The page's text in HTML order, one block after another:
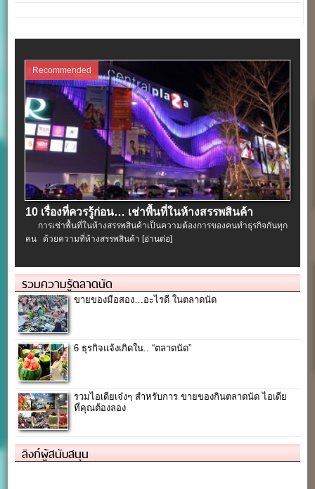
Recommended
10 เรื่องที่ควรรู้ก่อน… เช่าพื้นที่ในห้างสรรพสินค้า
การเช่าพื้นที่ในห้างสรรพสินค้าเป็นความต้องการของคนทำธุรกิจกันทุก
คน ด้วยความที่ห้างสรรพสินค้า[อ่านต่อ]
รวมความรู้ตลาดนัด
ขายของมือสอง…อะไรดี ในตลาดนัด
6 ธุรกิจแจ้งเกิดใน.. “ตลาดนัด”
รวมไอเดียเจ๋งๆ สำหรับการ ขายของกินตลาดนัด ไอเดีย
ที่คุณต้องลอง
ลิงก์ผู้สนับสนุน